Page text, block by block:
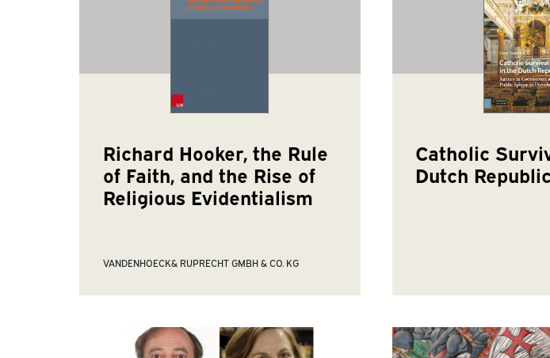
Richard Hooker, the Rule
of Faith, and the Rise of
Religious Evidentialism
VANDENHOECK& RUPRECHT GMBH & CO. KG
Catholic
Dutch Republic